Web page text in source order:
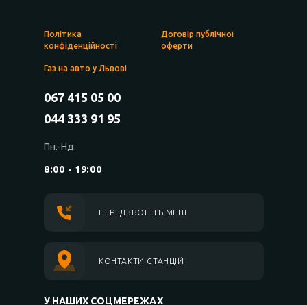
Політика
конфіденційності
Договір публічної
оферти
Газ на авто у Львові
067 415 05 00
044 333 91 95
Пн.-Нд.
8:00 - 19:00
ПЕРЕДЗВОНІТЬ МЕНІ
КОНТАКТИ СТАНЦІЙ
У НАШИХ СОЦМЕРЕЖАХ